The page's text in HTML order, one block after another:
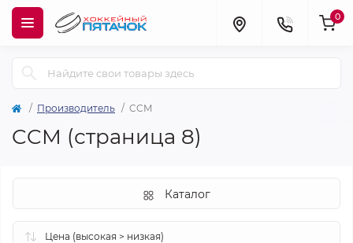
0
Производитель CCM
CCM (страница 8)
Каталог